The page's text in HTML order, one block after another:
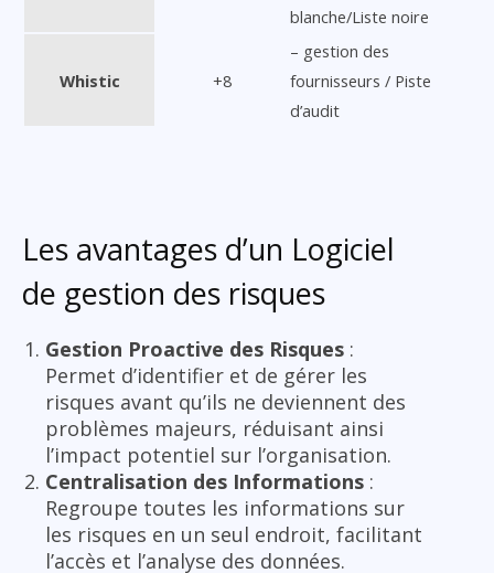
blanche/Liste noire
Whistic +8
– gestion des
fournisseurs / Piste
d’audit
Les avantages d’un Logiciel
de gestion des risques
Gestion Proactive des Risques :
Permet d’identifier et de gérer les
risques avant qu’ils ne deviennent des
problèmes majeurs, réduisant ainsi
l’impact potentiel sur l’organisation.
Centralisation des Informations :
Regroupe toutes les informations sur
les risques en un seul endroit, facilitant
l’accès et l’analyse des données.